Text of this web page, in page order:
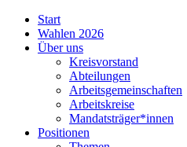
Start
Wahlen 2026
Über uns
Kreisvorstand
Abteilungen
Arbeitsgemeinschaften
Arbeitskreise
Mandatsträger*innen
Positionen